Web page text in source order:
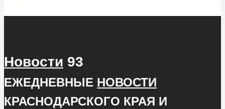
Новости 93
ЕЖЕДНЕВНЫЕ НОВОСТИ
КРАСНОДАРСКОГО КРАЯ И